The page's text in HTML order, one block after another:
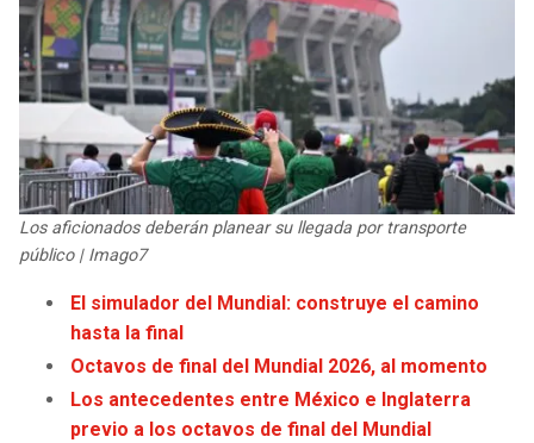
TEXANS
COLTS
JAGUARS
TITANS
GIANTS
EAGLES
HEAT
MAGIC
WIZARDS
WARRIORS
LAKERS
SUNS
Los aficionados deberán planear su llegada por transporte
público | Imago7
El simulador del Mundial: construye el camino
hasta la final
Octavos de final del Mundial 2026, al momento
Los antecedentes entre México e Inglaterra
previo a los octavos de final del Mundial